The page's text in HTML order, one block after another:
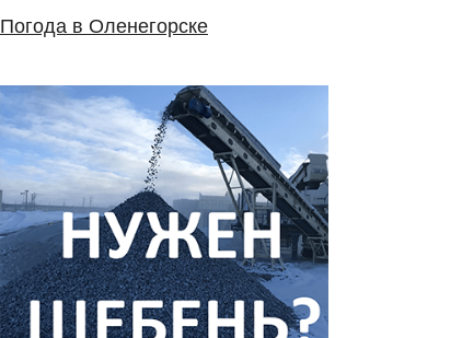
Погода в Оленегорске